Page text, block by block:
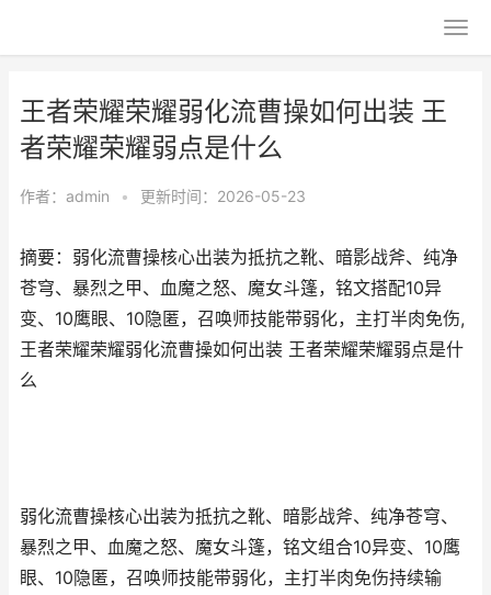
王者荣耀荣耀弱化流曹操如何出装 王
者荣耀荣耀弱点是什么
作者： admin • 更新时间：2026-05-23
摘要：弱化流曹操核心出装为抵抗之靴、暗影战斧、纯净
苍穹、暴烈之甲、血魔之怒、魔女斗篷，铭文搭配10异
变、10鹰眼、10隐匿，召唤师技能带弱化，主打半肉免伤,
王者荣耀荣耀弱化流曹操如何出装 王者荣耀荣耀弱点是什
么
弱化流曹操核心出装为抵抗之靴、暗影战斧、纯净苍穹、
暴烈之甲、血魔之怒、魔女斗篷，铭文组合10异变、10鹰
眼、10隐匿，召唤师技能带弱化，主打半肉免伤持续输